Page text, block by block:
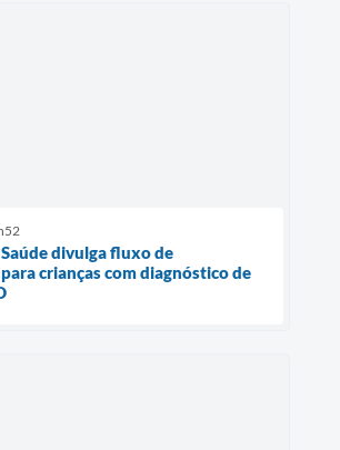
divulga fluxo de
crianças com diagnóstico de